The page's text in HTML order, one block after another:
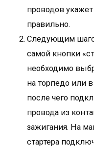
проводов
правильно.
Следующим
самой кнопки
необходимо
на торпедо или
после чего
провода из
зажигания. На
стартера